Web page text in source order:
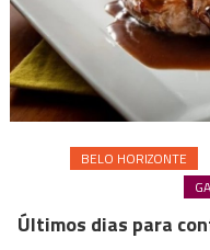
BELO HORIZONTE
Últimos dias para